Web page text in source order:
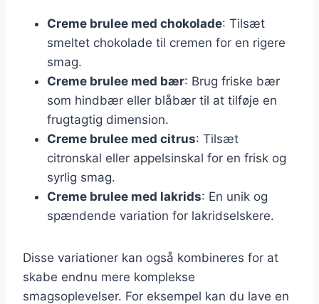
Creme brulee med chokolade: Tilsæt
smeltet chokolade til cremen for en rigere
smag.
Creme brulee med bær: Brug friske bær
som hindbær eller blåbær til at tilføje en
frugtagtig dimension.
Creme brulee med citrus: Tilsæt
citronskal eller appelsinskal for en frisk og
syrlig smag.
Creme brulee med lakrids: En unik og
spændende variation for lakridselskere.
Disse variationer kan også kombineres for at
skabe endnu mere komplekse
smagsoplevelser. For eksempel kan du lave en